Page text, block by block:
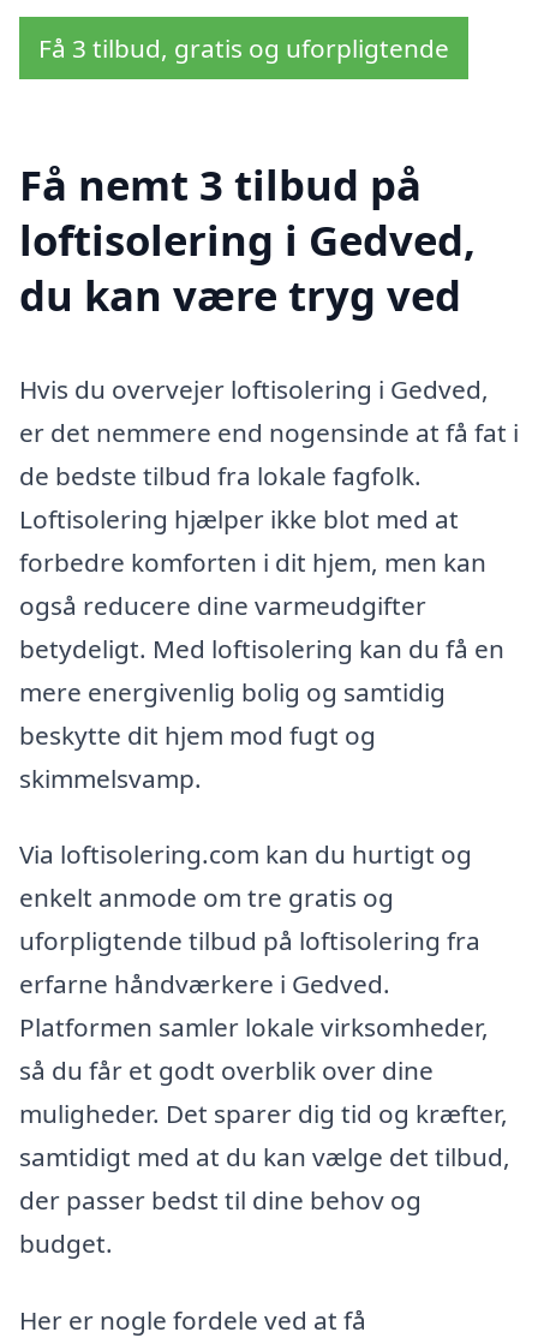
Få 3 tilbud, gratis og uforpligtende
Få nemt 3 tilbud på
loftisolering i Gedved,
du kan være tryg ved
Hvis du overvejer loftisolering i Gedved,
er det nemmere end nogensinde at få fat i
de bedste tilbud fra lokale fagfolk.
Loftisolering hjælper ikke blot med at
forbedre komforten i dit hjem, men kan
også reducere dine varmeudgifter
betydeligt. Med loftisolering kan du få en
mere energivenlig bolig og samtidig
beskytte dit hjem mod fugt og
skimmelsvamp.
Via loftisolering.com kan du hurtigt og
enkelt anmode om tre gratis og
uforpligtende tilbud på loftisolering fra
erfarne håndværkere i Gedved.
Platformen samler lokale virksomheder,
så du får et godt overblik over dine
muligheder. Det sparer dig tid og kræfter,
samtidigt med at du kan vælge det tilbud,
der passer bedst til dine behov og
budget.
Her er nogle fordele ved at få